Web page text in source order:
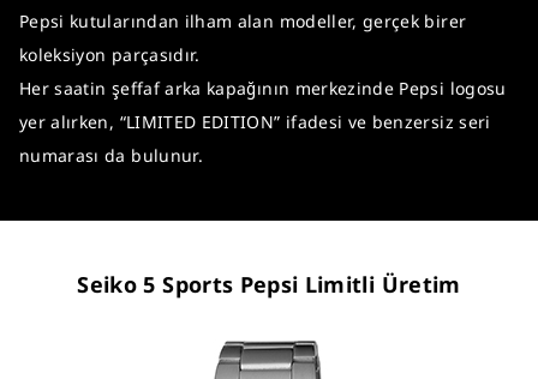
Pepsi kutularından ilham alan modeller, gerçek birer
koleksiyon parçasıdır.
Her saatin şeffaf arka kapağının merkezinde Pepsi logosu
yer alırken, “LIMITED EDITION” ifadesi ve benzersiz seri
numarası da bulunur.
Seiko 5 Sports Pepsi Limitli Üretim